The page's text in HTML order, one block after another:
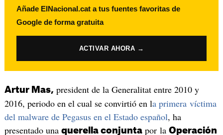
Añade ElNacional.cat a tus fuentes favoritas de
Google de forma gratuita
ACTIVAR AHORA →
Artur Mas, president de la Generalitat entre 2010 y
2016, periodo en el cual se convirtió en la primera víctima
del malware de Pegasus en el Estado español, ha
presentado una querella conjuntapor la Operación